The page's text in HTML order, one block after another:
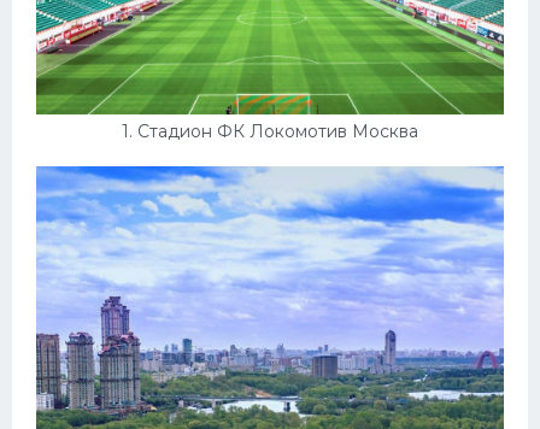
1. Стадион ФК Локомотив Москва
Много картинок...
Футбол
Баскетбол
Хоккей
Велогонки
Конькобежный спорт
Тренажеры
Интерьеры квартир